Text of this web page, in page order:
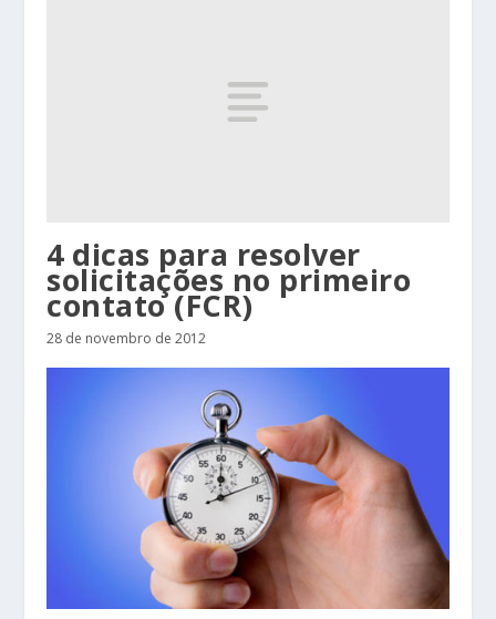
4 dicas para resolver
solicitações no primeiro
contato (FCR)
28 de novembro de 2012